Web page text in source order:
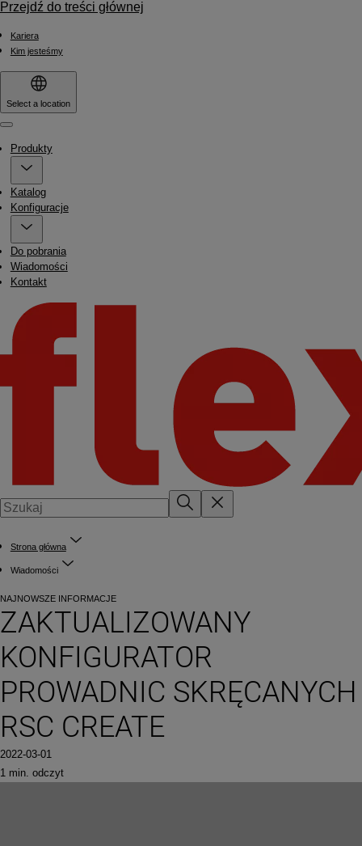
Przejdź do treści głównej
Kariera
Kim jesteśmy
Select a location
Produkty
Katalog
Konfiguracje
Do pobrania
Wiadomości
Kontakt
Strona główna
Wiadomości
NAJNOWSZE INFORMACJE
ZAKTUALIZOWANY
KONFIGURATOR
PROWADNIC SKRĘCANYCH
RSC CREATE
2022-03-01
1 min. odczyt